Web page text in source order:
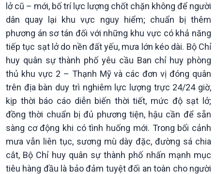
Sức sống hàng Việt
Khởi nghiệp
Tuyên chiến với gian lận
thương mại
Biển đảo Việt Nam
Tâm tình biên giới và hải
Tìm hiểu biển, đảo Việt
Nam
Xã hội
Tin Đời sống & Xã hội
360 độ Sức khỏe
Khoa học & Công nghệ
Tin Khoa học & Công nghệ
Kết nối công nghệ
lở cũ – mới, bố trí lực lượng chốt chặn không để người
dân quay lại khu vực nguy hiểm; chuẩn bị thêm
phương án sơ tán đối với những khu vực có khả năng
tiếp tục sạt lở do nền đất yếu, mưa lớn kéo dài. Bộ Chỉ
huy quân sự thành phố yêu cầu Ban chỉ huy phòng
thủ khu vực 2 – Thạnh Mỹ và các đơn vị đóng quân
trên địa bàn duy trì nghiêm lực lượng trực 24/24 giờ,
kịp thời báo cáo diễn biến thời tiết, mức độ sạt lở;
đồng thời chuẩn bị đủ phương tiện, hậu cần để sẵn
sàng cơ động khi có tình huống mới. Trong bối cảnh
mưa vẫn liên tục, sương mù dày đặc, đường sá chia
cắt, Bộ Chỉ huy quân sự thành phố nhấn mạnh mục
tiêu hàng đầu là bảo đảm tuyệt đối an toàn cho người